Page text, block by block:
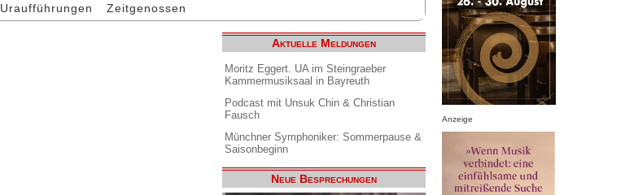
Uraufführungen Zeitgenossen
Aktuelle Meldungen
Moritz Eggert. UA im Steingraeber
Kammermusiksaal in Bayreuth
Podcast mit Unsuk Chin & Christian
Fausch
Münchner Symphoniker: Sommerpause &
Saisonbeginn
Neue Besprechungen
Anzeige